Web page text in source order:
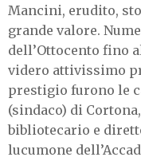
Mancini, erudito,
grande valore.
dell’Ottocento fino
videro attivissimo
prestigio furono le
(sindaco) di
bibliotecario e
lucumone